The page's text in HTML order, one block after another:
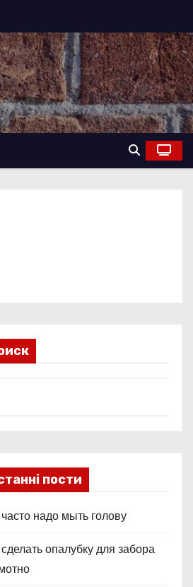
пости
надо мыть голову
опалубку для забора